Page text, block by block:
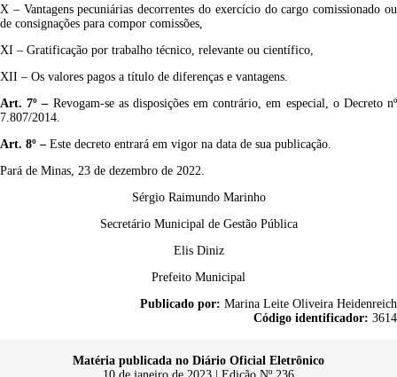
X – Vantagens pecuniárias decorrentes do exercício do cargo comissionado ou
de consignações para compor comissões,
XI – Gratificação por trabalho técnico, relevante ou científico,
XII – Os valores pagos a título de diferenças e vantagens.
Art. 7º – Revogam-se as disposições em contrário, em especial, o Decreto nº
7.807/2014.
Art. 8º – Este decreto entrará em vigor na data de sua publicação.
Pará de Minas, 23 de dezembro de 2022.
Sérgio Raimundo Marinho
Secretário Municipal de Gestão Pública
Elis Diniz
Prefeito Municipal
Publicado por: Marina Leite Oliveira Heidenreich
Código identificador: 3614
Matéria publicada no Diário Oficial Eletrônico